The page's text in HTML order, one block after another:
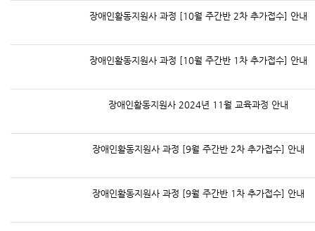
장애인활동지원사 과정 [10월 주간반 2차 추가접수] 안내
장애인활동지원사 과정 [10월 주간반 1차 추가접수] 안내
장애인활동지원사 2024년 11월 교육과정 안내
장애인활동지원사 과정 [9월 주간반 2차 추가접수] 안내
장애인활동지원사 과정 [9월 주간반 1차 추가접수] 안내